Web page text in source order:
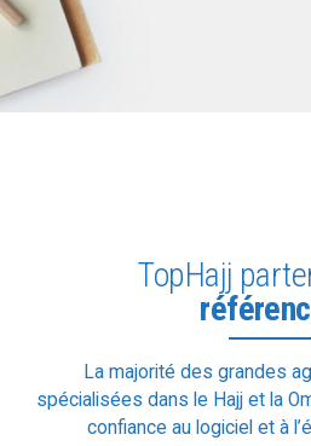
TopHajj
La majorité des grandes
spécialisées dans le Hajj et la
confiance au logiciel et à